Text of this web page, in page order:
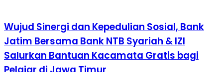
Wujud Sinergi dan Kepedulian Sosial, Bank
Jatim Bersama Bank NTB Syariah & IZI
Salurkan Bantuan Kacamata Gratis bagi